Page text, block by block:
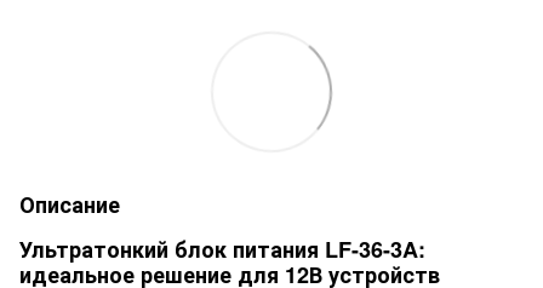
Описание
Ультратонкий блок питания LF-36-3A:
идеальное решение для 12В устройств